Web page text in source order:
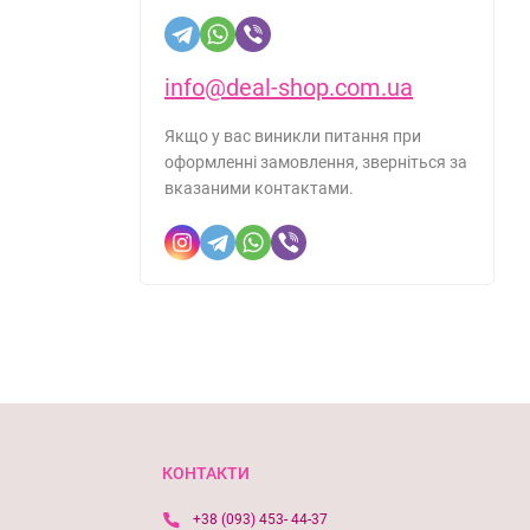
info@deal-shop.com.ua
Якщо у вас виникли питання при
оформленні замовлення, зверніться за
вказаними контактами.
КОНТАКТИ
+38 (093) 453- 44-37